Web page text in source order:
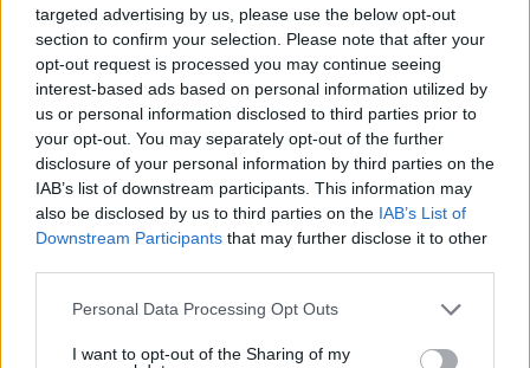
targeted advertising by us, please use the below opt-out
section to confirm your selection. Please note that after your
opt-out request is processed you may continue seeing
interest-based ads based on personal information utilized by
us or personal information disclosed to third parties prior to
your opt-out. You may separately opt-out of the further
disclosure of your personal information by third parties on the
IAB’s list of downstream participants. This information may
also be disclosed by us to third parties on the IAB’s List of
Downstream Participants that may further disclose it to other
Please note that this website/app uses one or more Google
not limited to your visit or usage behaviour. You may click to
Personal Data Processing Opt Outs
I want to opt-out of the Sharing of my
ανατολικά της ανατολικής Στερεάς τοπικά 6
μποφόρ.
Θερμοκρασία: Από 22 έως 36 με 37 και στην
ανατολική Στερεά και ανατολική Πελοπόννησο
τοπικά έως 38 βαθμούς Κελσίου.
ΚΥΚΛΑΔΕΣ, ΚΡΗΤΗ
Άνεμοι: Βόρειοι βορειοδυτικοί 4 με 6, στις
Κυκλάδες τοπικά 7 μποφόρ.